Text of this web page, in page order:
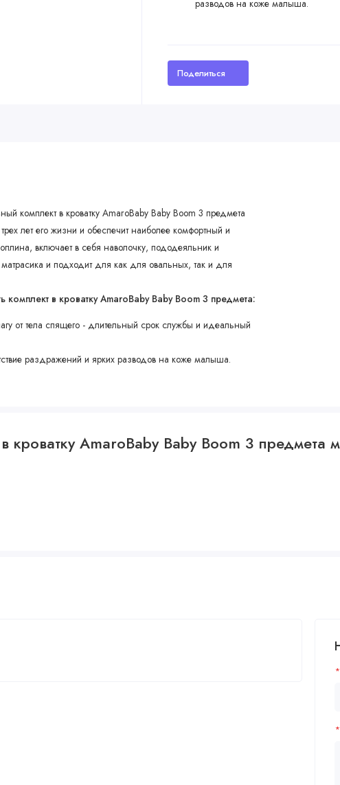
разводов на коже малыша.
Поделиться
комплект в кроватку AmaroBaby Baby Boom 3 предмета
лет его жизни и обеспечит наиболее комфортный и
включает в себя наволочку, пододеяльник и
и подходит для как для овальных, так и для
в кроватку AmaroBaby Baby Boom 3 предмета:
от тела спящего - длительный срок службы и идеальный
раздражений и ярких разводов на коже малыша.
в кроватку AmaroBaby Baby Boom 3